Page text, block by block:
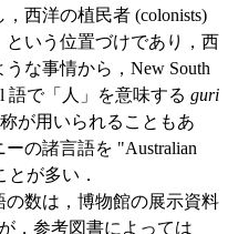
西洋の植民者 (colonists)
いう位置づけであり，西
な事情から，New South
語で「人」を意味する guri
が用いられることもあ
の諸言語を "Australian
とが多い．
数は，博物館の展示資料
，参考図書によっては